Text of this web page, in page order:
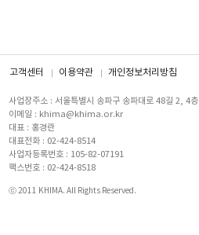
고객센터 이용약관 개인정보처리방침
사업장주소 : 서울특별시 송파구 송파대로 48길 2, 4층
이메일 : khima@khima.or.kr
대표 : 홍경란
대표전화 : 02-424-8514
사업자등록번호 : 105-82-07191
팩스번호 : 02-424-8518
ⓒ 2011 KHIMA. All Rights Reserved.